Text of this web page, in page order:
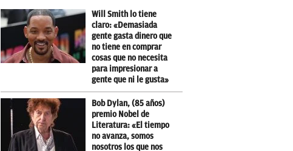
Will Smith lo tiene
claro: «Demasiada
gente gasta dinero que
no tiene en comprar
cosas que no necesita
para impresionar a
gente que ni le gusta»
Bob Dylan, (85 años)
premio Nobel de
Literatura: «El tiempo
no avanza, somos
nosotros los que nos